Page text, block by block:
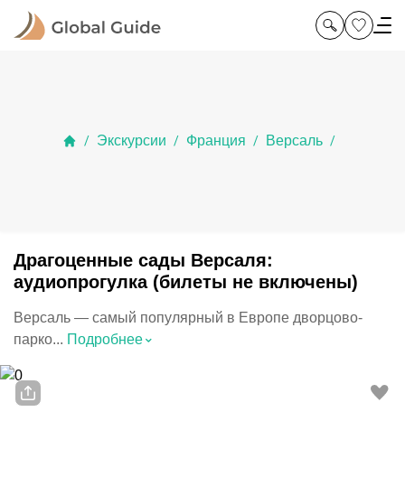
/ Экскурсии / Франция / Версаль /
Драгоценные сады Версаля:
аудиопрогулка (билеты не включены)
Версаль — самый популярный в Европе дворцово-
парко... Подробнее⌃